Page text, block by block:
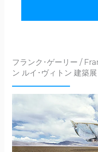
フランク･ゲーリー /
ン ルイ･ヴィトン 建築展